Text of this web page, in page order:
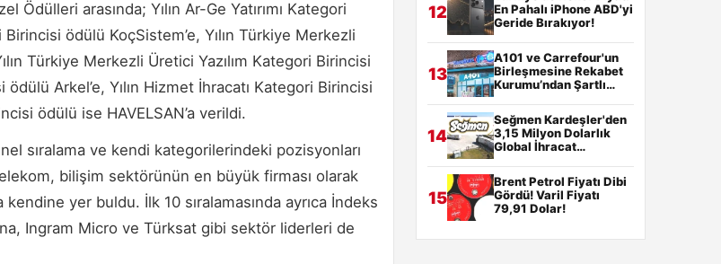
Ödülleri arasında; Yılın Ar-Ge Yatırımı Kategori
Birincisi ödülü KoçSistem’e, Yılın Türkiye Merkezli
Türkiye Merkezli Üretici Yazılım Kategori Birincisi
Arkel’e, Yılın Hizmet İhracatı Kategori Birincisi
ödülü ise HAVELSAN’a verildi.
sıralama ve kendi kategorilerindeki pozisyonları
bilişim sektörünün en büyük firması olarak
yer buldu. İlk 10 sıralamasında ayrıca İndeks
Ingram Micro ve Türksat gibi sektör liderleri de
12
En Pahalı iPhone ABD'yi
Geride Bırakıyor!
13
A101 ve Carrefour'un
Birleşmesine Rekabet
Kurumu’ndan Şartlı
14
Seğmen Kardeşler'den
3,15 Milyon Dolarlık
Global İhracat
15
Brent Petrol Fiyatı Dibi
Gördü! Varil Fiyatı
79,91 Dolar!